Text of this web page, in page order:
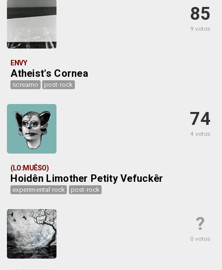
85
9 votos
ENVY
Atheist's Cornea
screamo post-rock
74
4 votos
(LO:MUÊSO)
Hoidên Limother Petity Vefuckêr
experimental rock post-rock
?
0 votos